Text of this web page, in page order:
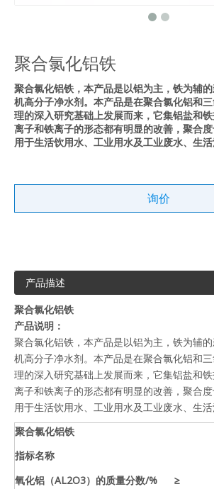
聚合氯化铝铁
聚合氯化铝铁，本产品是以铝为主，铁为辅
机高分子净水剂。本产品是在聚合氯化铝和
理的深入研究基础上发展而来，它集铝盐和
离子和铁离子的形态都有明显的改善，聚合
用于生活饮用水、工业用水及工业废水、生活
询价
产品描述
聚合氯化铝铁
产品说明 ：
聚合氯化铝铁，本产品是以铝为主，铁为辅
机高分子净水剂。本产品是在聚合氯化铝和
理的深入研究基础上发展而来，它集铝盐和
离子和铁离子的形态都有明显的改善，聚合
用于生活饮用水、工业用水及工业废水、生活
聚合氯化铝铁
指标名称
氧化铝（AL2O3）的质量分数/% ≥